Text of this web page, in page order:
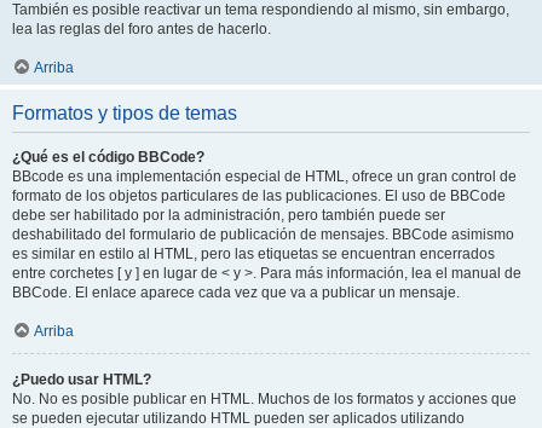
También es posible reactivar un tema respondiendo al mismo, sin embargo,
lea las reglas del foro antes de hacerlo.
Arriba
Formatos y tipos de temas
¿Qué es el código BBCode?
BBcode es una implementación especial de HTML, ofrece un gran control de
formato de los objetos particulares de las publicaciones. El uso de BBCode
debe ser habilitado por la administración, pero también puede ser
deshabilitado del formulario de publicación de mensajes. BBCode asimismo
es similar en estilo al HTML, pero las etiquetas se encuentran encerrados
entre corchetes [ y ] en lugar de < y >. Para más información, lea el manual de
BBCode. El enlace aparece cada vez que va a publicar un mensaje.
Arriba
¿Puedo usar HTML?
No. No es posible publicar en HTML. Muchos de los formatos y acciones que
se pueden ejecutar utilizando HTML pueden ser aplicados utilizando